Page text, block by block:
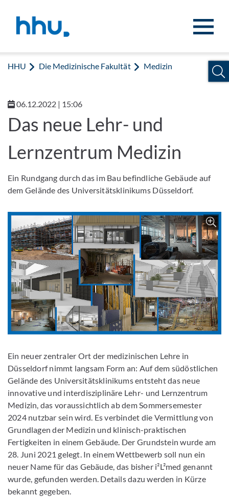
HHU Die Medizinische Fakultät Medizin
06.12.2022 | 15:06
Das neue Lehr- und
Lernzentrum Medizin
Ein Rundgang durch das im Bau befindliche Gebäude auf
dem Gelände des Universitätsklinikums Düsseldorf.
Ein neuer zentraler Ort der medizinischen Lehre in
Düsseldorf nimmt langsam Form an: Auf dem südöstlichen
Gelände des Universitätsklinikums entsteht das neue
innovative und interdisziplinäre Lehr- und Lernzentrum
Medizin, das voraussichtlich ab dem Sommersemester
2024 nutzbar sein wird. Es verbindet die Vermittlung von
Grundlagen der Medizin und klinisch-praktischen
Fertigkeiten in einem Gebäude. Der Grundstein wurde am
28. Juni 2021 gelegt. In einem Wettbewerb soll nun ein
neuer Name für das Gebäude, das bisher i²L²med genannt
wurde, gefunden werden. Details dazu werden in Kürze
bekannt gegeben.